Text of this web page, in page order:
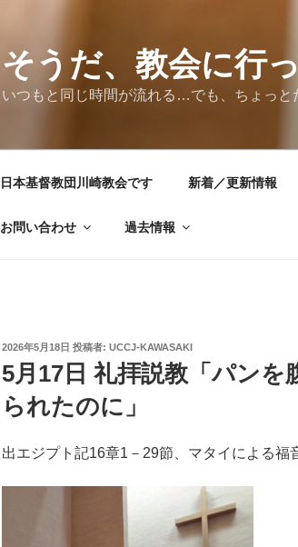
そうだ、教会に行
いつもと同じ時間が流れる…でも、ちょっと
日本基督教団川崎教会です 新着／更新情報
お問い合わせ 過去情報
投
日:
2026年5月18日 投稿者: UCCJ-KAWASAKI
5月17日 礼拝説教「パンを
られたのに」
出エジプト記16章1－29節、マタイによる福